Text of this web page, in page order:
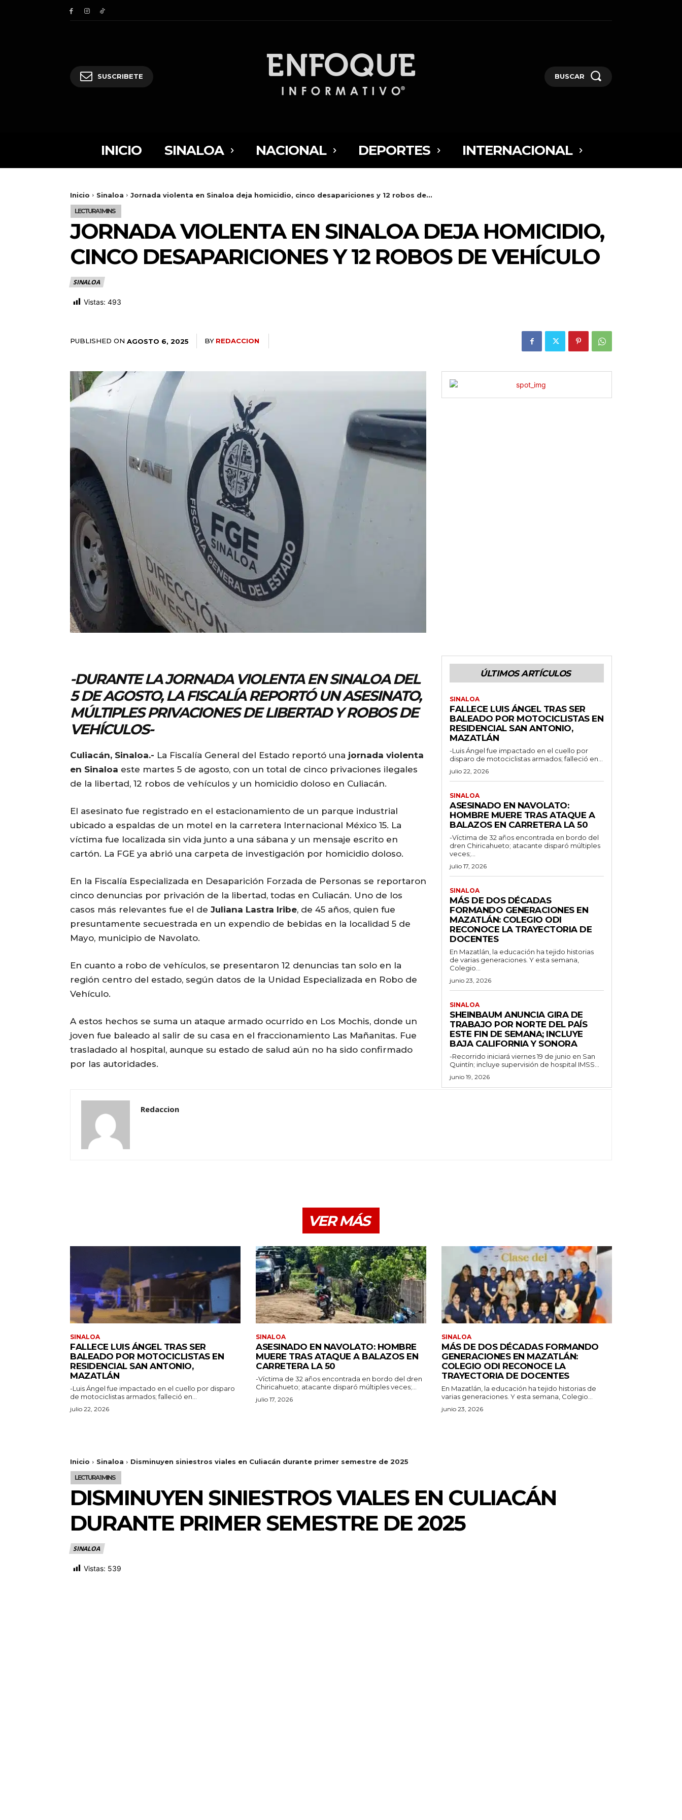
SUSCRIBETE BUSCAR
INICIO SINALOA NACIONAL DEPORTES INTERNACIONAL
Inicio Sinaloa Jornada violenta en Sinaloa deja homicidio, cinco desapariciones y 12 robos de...
JORNADA VIOLENTA EN SINALOA DEJA HOMICIDIO,
CINCO DESAPARICIONES Y 12 ROBOS DE VEHÍCULO
SINALOA
Vistas: 493
PUBLISHED ON AGOSTO 6, 2025 BY REDACCION
-DURANTE LA JORNADA VIOLENTA EN SINALOA DEL
5 DE AGOSTO, LA FISCALÍA REPORTÓ UN ASESINATO,
MÚLTIPLES PRIVACIONES DE LIBERTAD Y ROBOS DE
VEHÍCULOS-
Culiacán, Sinaloa.- La Fiscalía General del Estado reportó una jornada violenta
en Sinaloa este martes 5 de agosto, con un total de cinco privaciones ilegales
de la libertad, 12 robos de vehículos y un homicidio doloso en Culiacán.
El asesinato fue registrado en el estacionamiento de un parque industrial
ubicado a espaldas de un motel en la carretera Internacional México 15. La
víctima fue localizada sin vida junto a una sábana y un mensaje escrito en
cartón. La FGE ya abrió una carpeta de investigación por homicidio doloso.
En la Fiscalía Especializada en Desaparición Forzada de Personas se reportaron
cinco denuncias por privación de la libertad, todas en Culiacán. Uno de los
casos más relevantes fue el de Juliana Lastra Iribe, de 45 años, quien fue
presuntamente secuestrada en un expendio de bebidas en la localidad 5 de
Mayo, municipio de Navolato.
En cuanto a robo de vehículos, se presentaron 12 denuncias tan solo en la
región centro del estado, según datos de la Unidad Especializada en Robo de
Vehículo.
A estos hechos se suma un ataque armado ocurrido en Los Mochis, donde un
joven fue baleado al salir de su casa en el fraccionamiento Las Mañanitas. Fue
trasladado al hospital, aunque su estado de salud aún no ha sido confirmado
por las autoridades.
ÚLTIMOS ARTÍCULOS
SINALOA
FALLECE LUIS ÁNGEL TRAS SER
BALEADO POR MOTOCICLISTAS EN
RESIDENCIAL SAN ANTONIO,
MAZATLÁN
-Luis Ángel fue impactado en el cuello por
disparo de motociclistas armados; falleció en...
julio 22, 2026
SINALOA
ASESINADO EN NAVOLATO:
HOMBRE MUERE TRAS ATAQUE A
BALAZOS EN CARRETERA LA 50
-Víctima de 32 años encontrada en bordo del
dren Chiricahueto; atacante disparó múltiples
veces;...
julio 17, 2026
SINALOA
MÁS DE DOS DÉCADAS
FORMANDO GENERACIONES EN
MAZATLÁN: COLEGIO ODI
RECONOCE LA TRAYECTORIA DE
DOCENTES
En Mazatlán, la educación ha tejido historias
de varias generaciones. Y esta semana,
Colegio...
junio 23, 2026
SINALOA
SHEINBAUM ANUNCIA GIRA DE
TRABAJO POR NORTE DEL PAÍS
ESTE FIN DE SEMANA; INCLUYE
BAJA CALIFORNIA Y SONORA
-Recorrido iniciará viernes 19 de junio en San
Quintín; incluye supervisión de hospital IMSS...
junio 19, 2026
Redaccion
VER MÁS
SINALOA
FALLECE LUIS ÁNGEL TRAS SER
BALEADO POR MOTOCICLISTAS EN
RESIDENCIAL SAN ANTONIO,
MAZATLÁN
-Luis Ángel fue impactado en el cuello por disparo
de motociclistas armados; falleció en...
julio 22, 2026
SINALOA
ASESINADO EN NAVOLATO: HOMBRE
MUERE TRAS ATAQUE A BALAZOS EN
CARRETERA LA 50
-Víctima de 32 años encontrada en bordo del dren
Chiricahueto; atacante disparó múltiples veces;...
julio 17, 2026
SINALOA
MÁS DE DOS DÉCADAS FORMANDO
GENERACIONES EN MAZATLÁN:
COLEGIO ODI RECONOCE LA
TRAYECTORIA DE DOCENTES
En Mazatlán, la educación ha tejido historias de
varias generaciones. Y esta semana, Colegio...
junio 23, 2026